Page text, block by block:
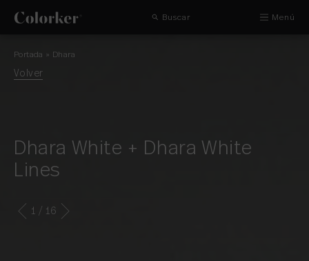
Buscar Menú
Portada » Dhara
Volver
Dhara White + Dhara White
Lines
1 / 16